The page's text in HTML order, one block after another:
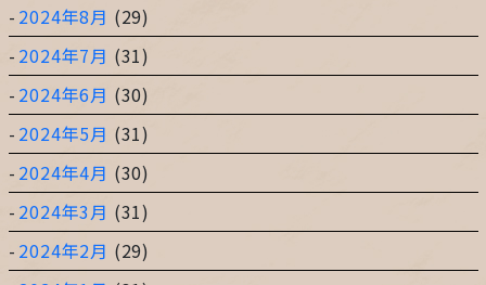
2024年8月 (29)
2024年7月 (31)
2024年6月 (30)
2024年5月 (31)
2024年4月 (30)
2024年3月 (31)
2024年2月 (29)